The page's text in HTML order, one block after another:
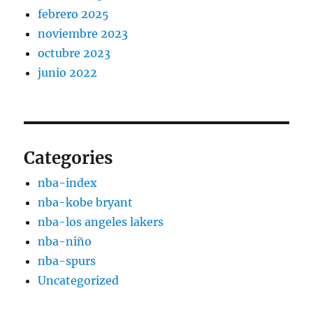
febrero 2025
noviembre 2023
octubre 2023
junio 2022
Categories
nba-index
nba-kobe bryant
nba-los angeles lakers
nba-niño
nba-spurs
Uncategorized